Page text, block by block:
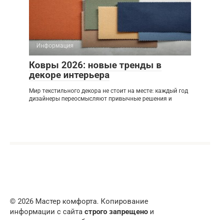
Информация
Ковры 2026: новые тренды в
декоре интерьера
Мир текстильного декора не стоит на месте: каждый год
дизайнеры переосмысляют привычные решения и
© 2026 Мастер комфорта. Копирование
информации с сайта строго запрещено и